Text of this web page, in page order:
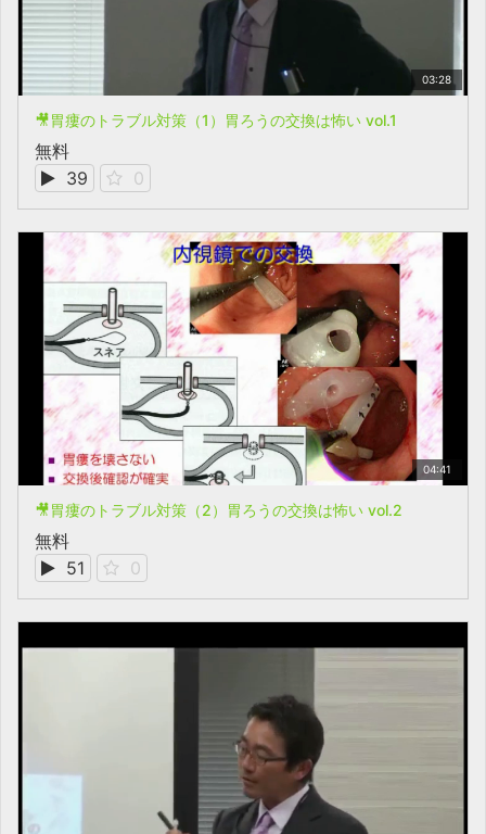
03:28
🎥胃瘻のトラブル対策（1）胃ろうの交換は怖い vol.1
無料
39
0
04:41
🎥胃瘻のトラブル対策（2）胃ろうの交換は怖い vol.2
無料
51
0